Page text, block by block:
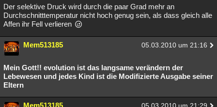
Der selektive Druck wird durch die paar Grad mehr an
Durchschnitttemperatur nicht hoch genug sein, als dass gleich alle
Affen ihr Fell verlieren
Mem513185 05.03.2010 um 21:16
Mein Gott!! evolution ist das langsame verändern der
Lebewesen und jedes Kind ist die Modifizierte Ausgabe seiner
Eltern
Mem513185